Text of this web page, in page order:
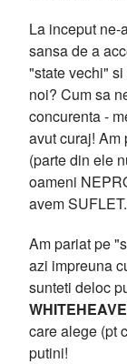
La inceput ne-
sansa de a
"state vechi"
noi? Cum sa
concurenta -
avut curaj! Am
(parte din ele
oameni
avem SUFLET.
Am pariat pe
azi impreuna
sunteti deloc
care alege (pt
putini!